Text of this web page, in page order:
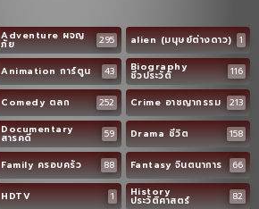
Adventure ผจญ
ภัย 295 alien (มนุษย์ต่างดาว) 1
Animation การ์ตูน 43 Biography
ชีวประวัติ
116
Comedy ตลก 252 Crime อาชญากรรม 213
Documentary
สารคดี 59 Drama ชีวิต 158
Family ครอบครัว 88 Fantasy จินตนาการ 66
HDTV 1 History
ประวัติศาสตร์ 82